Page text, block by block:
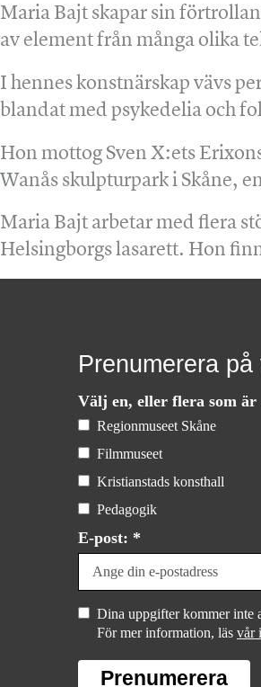
Maria Bajt skapar sin
av element från många olika
I hennes konstnärskap vävs
blandat med psykedelia och
Hon mottog Sven X:ets
Wanås skulpturpark i Skåne,
Maria Bajt arbetar med flera
Helsingborgs lasarett. Hon
Prenumerera
Välj en, eller flera som är
Regionmuseet Skåne
Filmmuseet
Kristianstads konsthall
Pedagogik
E-post: *
Dina uppgifter kommer inte
För mer information, läs vår
Prenumerera